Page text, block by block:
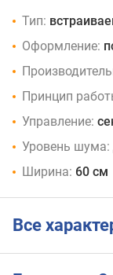
Тип:
Оформление:
Принцип
Управление:
Уровень шума:
Ширина: 60 см
Все